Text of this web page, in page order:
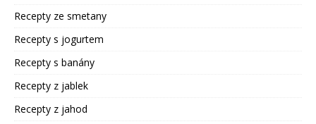
Recepty ze smetany
Recepty s jogurtem
Recepty s banány
Recepty z jablek
Recepty z jahod